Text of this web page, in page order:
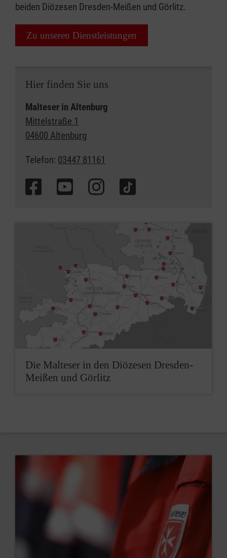
beiden Diözesen Dresden-Meißen und Görlitz.
Zu unseren Dienstleistungen
Hier finden Sie uns
Malteser in Altenburg
Mittelstraße 1
04600 Altenburg
Telefon: 03447 81161
Die Malteser in den Diözesen Dresden-
Meißen und Görlitz